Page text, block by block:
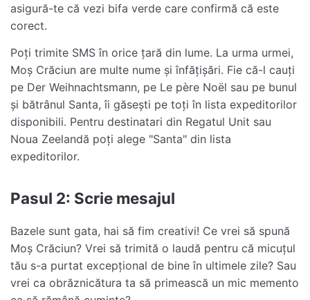
asigură-te că vezi bifa verde care confirmă că este
corect.
Poți trimite SMS în orice țară din lume. La urma urmei,
Moș Crăciun are multe nume și înfățișări. Fie că-l cauți
pe Der Weihnachtsmann, pe Le père Noël sau pe bunul
și bătrânul Santa, îi găsești pe toți în lista expeditorilor
disponibili. Pentru destinatari din Regatul Unit sau
Noua Zeelandă poți alege "Santa" din lista
expeditorilor.
Pasul 2: Scrie mesajul
Bazele sunt gata, hai să fim creativi! Ce vrei să spună
Moș Crăciun? Vrei să trimită o laudă pentru că micuțul
tău s-a purtat excepțional de bine în ultimele zile? Sau
vrei ca obrăznicătura ta să primească un mic memento